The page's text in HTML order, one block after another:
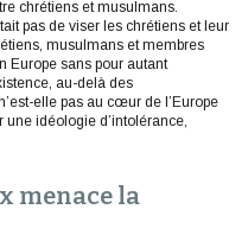
chrétiens et musulmans.
pas de viser les chrétiens et leur
musulmans et membres
Europe sans pour autant
au-delà des
elle pas au cœur de l’Europe
idéologie d’intolérance,
menace la